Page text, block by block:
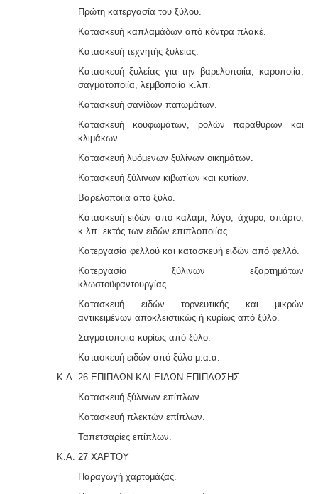
Πρώτη κατεργασία του ξύλου.
Κατασκευή καπλαμάδων από κόντρα πλακέ.
Κατασκευή τεχνητής ξυλείας.
Κατασκευή ξυλείας για την βαρελοποιία, καροποιία,
σαγματοποιία, λεμβοποιία κ.λπ.
Κατασκευή σανίδων πατωμάτων.
Κατασκευή κουφωμάτων, ρολών παραθύρων και
κλιμάκων.
Κατασκευή λυόμενων ξυλίνων οικημάτων.
Κατασκευή ξύλινων κιβωτίων και κυτίων.
Βαρελοποιία από ξύλο.
Κατασκευή ειδών από καλάμι, λύγο, άχυρο, σπάρτο,
κ.λπ. εκτός των ειδών επιπλοποιίας.
Κατεργασία φελλού και κατασκευή ειδών από φελλό.
Κατεργασία ξύλινων εξαρτημάτων
κλωστοϋφαντουργίας.
Κατασκευή ειδών τορνευτικής και μικρών
αντικειμένων αποκλειστικώς ή κυρίως από ξύλο.
Σαγματοποιία κυρίως από ξύλο.
Κατασκευή ειδών από ξύλο μ.α.α.
Κ.Α. 26 ΕΠΙΠΛΩΝ ΚΑΙ ΕΙΔΩΝ ΕΠΙΠΛΩΣΗΣ
Κατασκευή ξύλινων επίπλων.
Κατασκευή πλεκτών επίπλων.
Ταπετσαρίες επίπλων.
Κ.Α. 27 ΧΑΡΤΟΥ
Παραγωγή χαρτομάζας.